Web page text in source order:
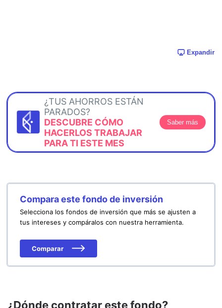
Expandir
¿TUS AHORROS ESTÁN
PARADOS?
DESCUBRE CÓMO
HACERLOS TRABAJAR
PARA TI ESTE MES
Saber más
Compara este fondo de inversión
Selecciona los fondos de inversión que más se ajusten a
tus intereses y compáralos con nuestra herramienta.
Comparar
¿Dónde contratar este fondo?